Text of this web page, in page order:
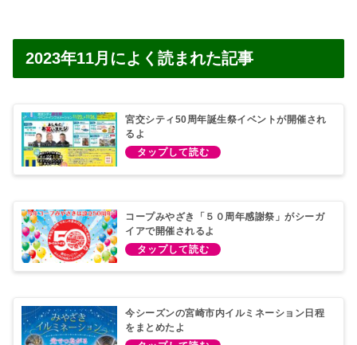
2023年11月によく読まれた記事
宮交シティ50周年誕生祭イベントが開催され
るよ
コープみやざき「５０周年感謝祭」がシーガ
イアで開催されるよ
今シーズンの宮崎市内イルミネーション日程
をまとめたよ